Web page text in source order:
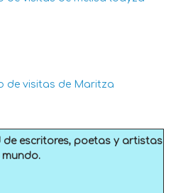
de visitas de Maritza
de escritores, poetas y artistas
mundo.